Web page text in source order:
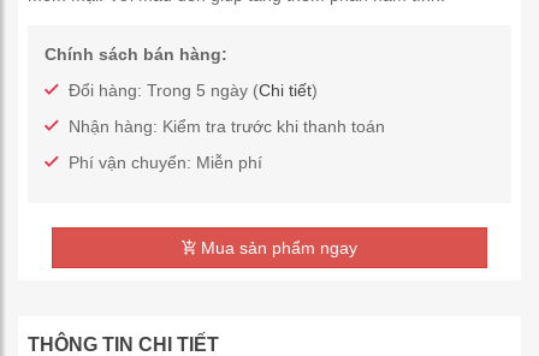
Chính sách bán hàng:
Đổi hàng: Trong 5 ngày (Chi tiết)
Nhận hàng: Kiểm tra trước khi thanh toán
Phí vận chuyển: Miễn phí
Mua sản phẩm ngay
THÔNG TIN CHI TIẾT